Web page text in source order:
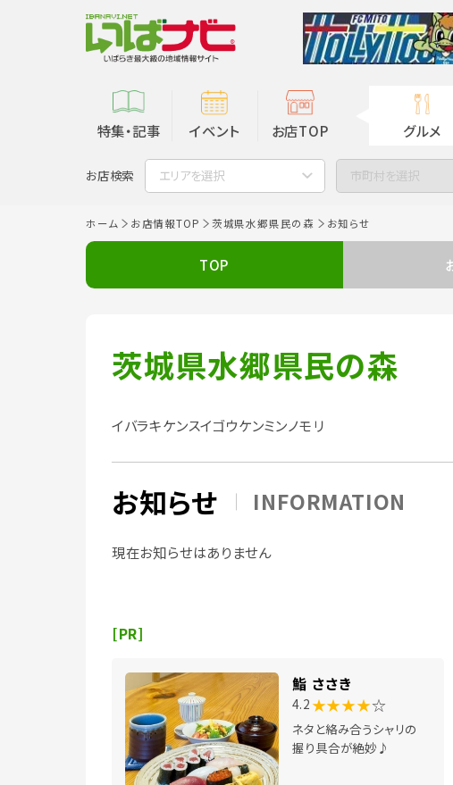
特集・記事 イベント お店TOP グルメ
お店検索 エリアを選択 市町村を選択
ホーム お店情報TOP 茨城県水郷県民の森 お知らせ
TOP
茨城県水郷県民の森
イバラキケンスイゴウケンミンノモリ
お知らせ INFORMATION
現在お知らせはありません
[PR]
鮨 ささき
4.2 ★★★★☆
ネタと絡み合うシャリの
握り具合が絶妙♪